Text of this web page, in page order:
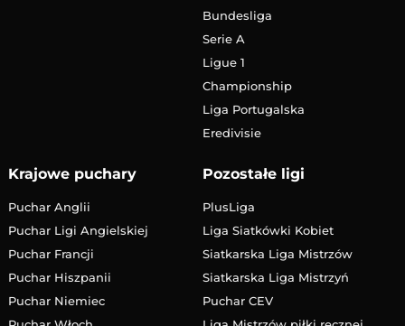
Bundesliga
Serie A
Ligue 1
Championship
Liga Portugalska
Eredivisie
Krajowe puchary
Puchar Anglii
Puchar Ligi Angielskiej
Puchar Francji
Puchar Hiszpanii
Puchar Niemiec
Pozostałe ligi
PlusLiga
Liga Siatkówki Kobiet
Siatkarska Liga Mistrzów
Siatkarska Liga Mistrzyń
Puchar CEV